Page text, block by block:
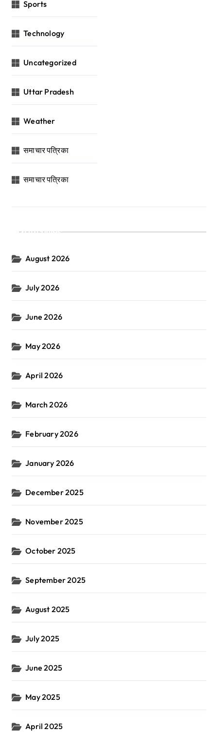
Sports
Technology
Uncategorized
Uttar Pradesh
Weather
समाचार पत्रिका
समाचार पत्रिका
Archives
August 2026
July 2026
June 2026
May 2026
April 2026
March 2026
February 2026
January 2026
December 2025
November 2025
October 2025
September 2025
August 2025
July 2025
June 2025
May 2025
April 2025